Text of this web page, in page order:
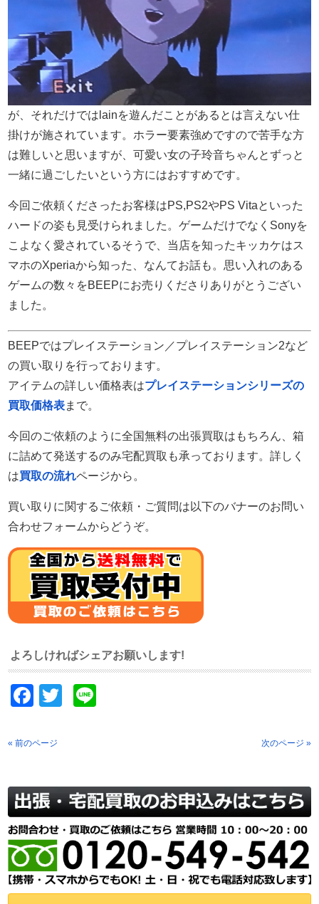
が、それだけではlainを遊んだことがあるとは言えない仕
掛けが施されています。ホラー要素強めですので苦手な方
は難しいと思いますが、可愛い女の子玲音ちゃんとずっと
一緒に過ごしたいという方にはおすすめです。
今回ご依頼くださったお客様はPS,PS2やPS Vitaといった
ハードの姿も見受けられました。ゲームだけでなくSonyを
こよなく愛されているそうで、当店を知ったキッカケはス
マホのXperiaから知った、なんてお話も。思い入れのある
ゲームの数々をBEEPにお売りくださりありがとうござい
ました。
BEEPではプレイステーション／プレイステーション2など
の買い取りを行っております。
アイテムの詳しい価格表はプレイステーションシリーズの
買取価格表まで。
今回のご依頼のように全国無料の出張買取はもちろん、箱
に詰めて発送するのみ宅配買取も承っております。詳しく
は買取の流れページから。
買い取りに関するご依頼・ご質問は以下のバナーのお問い
合わせフォームからどうぞ。
よろしければシェアお願いします!
Facebook
Twitter
« 前のページ 次のページ »